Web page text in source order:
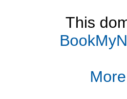
This